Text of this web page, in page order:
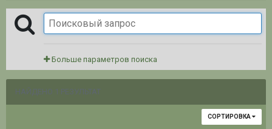
Больше параметров поиска
НАЙДЕНО 1 РЕЗУЛЬТАТ
СОРТИРОВКА